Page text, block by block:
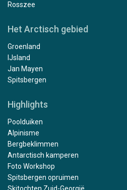
Rosszee
Het Arctisch gebied
Groenland
IJsland
Jan Mayen
Spitsbergen
Highlights
Poolduiken
Alpinisme
Bergbeklimmen
Antarctisch kamperen
Foto Workshop
Spitsbergen opruimen